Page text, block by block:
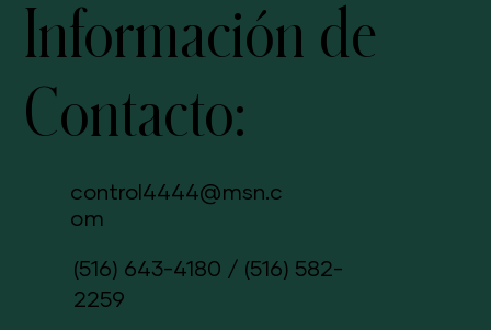
Información de
Contacto:
control4444@msn.c
om
(516) 643-4180 / (516) 582-
2259